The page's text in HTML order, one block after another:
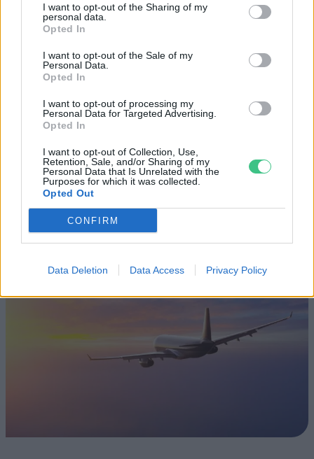
I want to opt-out of the Sharing of my
personal data.
Opted In
I want to opt-out of the Sale of my
Personal Data.
Opted In
I want to opt-out of processing my
Personal Data for Targeted Advertising.
Opted In
I want to opt-out of Collection, Use,
Retention, Sale, and/or Sharing of my
Personal Data that Is Unrelated with the
Purposes for which it was collected.
Opted Out
CONFIRM
Data Deletion Data Access Privacy Policy
Ezt a növényt már az őskorban is ismerték, a népi gyógyászatban
pedig ma is számos betegség ellen használják.
Születésnapi programokkal várja a
Fővárosi Állatkert
ÉLŐ BOLYGÓNK
Szedd magad őszibarack: itt vannak
a legjobb lelőhelyek!